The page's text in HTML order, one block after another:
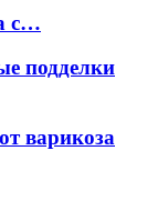
с…
подделки
варикоза